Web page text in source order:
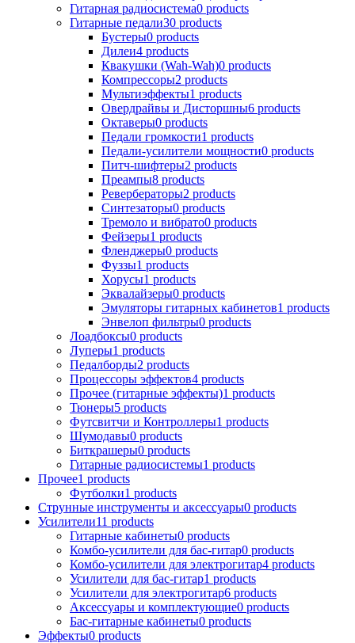
Гитарная радиосистема0 products
Гитарные педали30 products
Бустеры0 products
Дилеи4 products
Квакушки (Wah-Wah)0 products
Компрессоры2 products
Мультиэффекты1 products
Овердрайвы и Дисторшны6 products
Октаверы0 products
Педали громкости1 products
Педали-усилители мощности0 products
Питч-шифтеры2 products
Преампы8 products
Ревербераторы2 products
Синтезаторы0 products
Тремоло и вибрато0 products
Фейзеры1 products
Фленджеры0 products
Фуззы1 products
Хорусы1 products
Эквалайзеры0 products
Эмуляторы гитарных кабинетов1 products
Энвелоп фильтры0 products
Лоадбоксы0 products
Луперы1 products
Педалборды2 products
Процессоры эффектов4 products
Прочее (гитарные эффекты)1 products
Тюнеры5 products
Футсвитчи и Контроллеры1 products
Шумодавы0 products
Биткрашеры0 products
Гитарные радиосистемы1 products
Прочее1 products
Футболки1 products
Струнные инструменты и аксессуары0 products
Усилители11 products
Гитарные кабинеты0 products
Комбо-усилители для бас-гитар0 products
Комбо-усилители для электрогитар4 products
Усилители для бас-гитар1 products
Усилители для электрогитар6 products
Аксессуары и комплектующие0 products
Бас-гитарные кабинеты0 products
Эффекты0 products